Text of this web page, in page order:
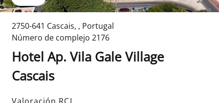
2750-641 Cascais, , Portugal
Número de complejo 2176
Hotel Ap. Vila Gale Village
Cascais